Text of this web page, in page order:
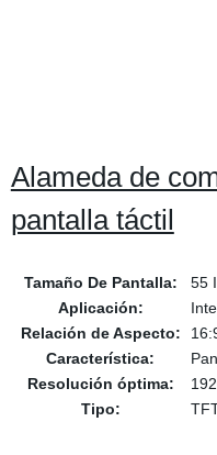
Alameda de
pantalla táctil
Tamaño De Pantalla:
55
Aplicación:
Relación de Aspecto:
Característica:
Resolución óptima:
Tipo: